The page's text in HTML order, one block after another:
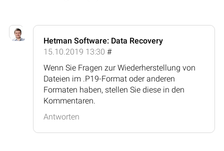
Hetman Software: Data Recovery
15.10.2019 13:30 #
Wenn Sie Fragen zur Wiederherstellung von
Dateien im .P19-Format oder anderen
Formaten haben, stellen Sie diese in den
Kommentaren.
Antworten